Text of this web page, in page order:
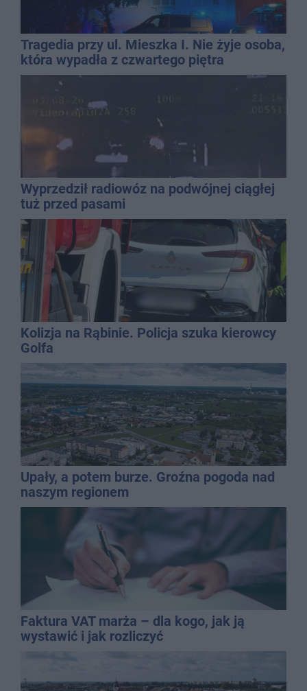
Tragedia przy ul. Mieszka I. Nie żyje osoba,
która wypadła z czwartego piętra
Wyprzedził radiowóz na podwójnej ciągłej
tuż przed pasami
Kolizja na Rąbinie. Policja szuka kierowcy
Golfa
Upały, a potem burze. Groźna pogoda nad
naszym regionem
Faktura VAT marża – dla kogo, jak ją
wystawić i jak rozliczyć